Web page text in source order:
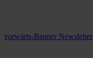
vorwärts-Banner Newsletter